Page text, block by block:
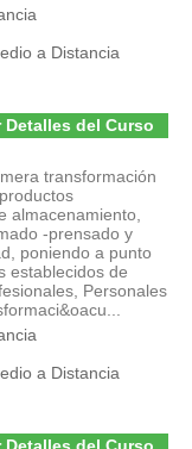
a Distancia
Detalles del Curso
transformación
almacenamiento,
-prensado y
poniendo a punto
establecidos de
Personales
a Distancia